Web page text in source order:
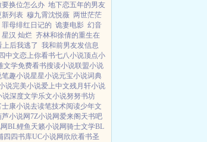
要换位怎么办 地下恋五年的男友
新列表 穆九霄沈悦薇 两世茫茫
罪母绯红日记的 诡妻电影 幻音
星汉 灿烂 齐林和徐倩的重生在
上后我逃了 我和前男友发信息
中文恋上你看书七八小说顶点小
文学免费看书搜读小说联盟小说
笔趣小说星星小说元宝小说词典
说完美小说爱上中文残月轩小说
说深度文学乐文小说努努书坊
士康小说去读笔技术阅读少年文
芦小说网7Z小说网爱来阁 天书吧
BL鲤鱼 天籁小说网骑士文学BL
四四书库UC小说网 欣欣看书圣